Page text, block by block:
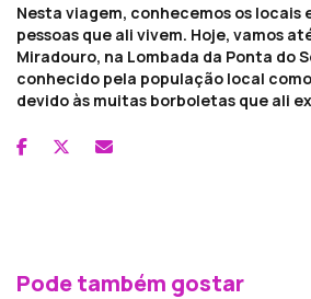
Nesta viagem, conhecemos os locais
pessoas que ali vivem. Hoje, vamos
Miradouro, na Lombada da Ponta do
conhecido pela população local
devido às muitas borboletas que ali
Pode também gostar